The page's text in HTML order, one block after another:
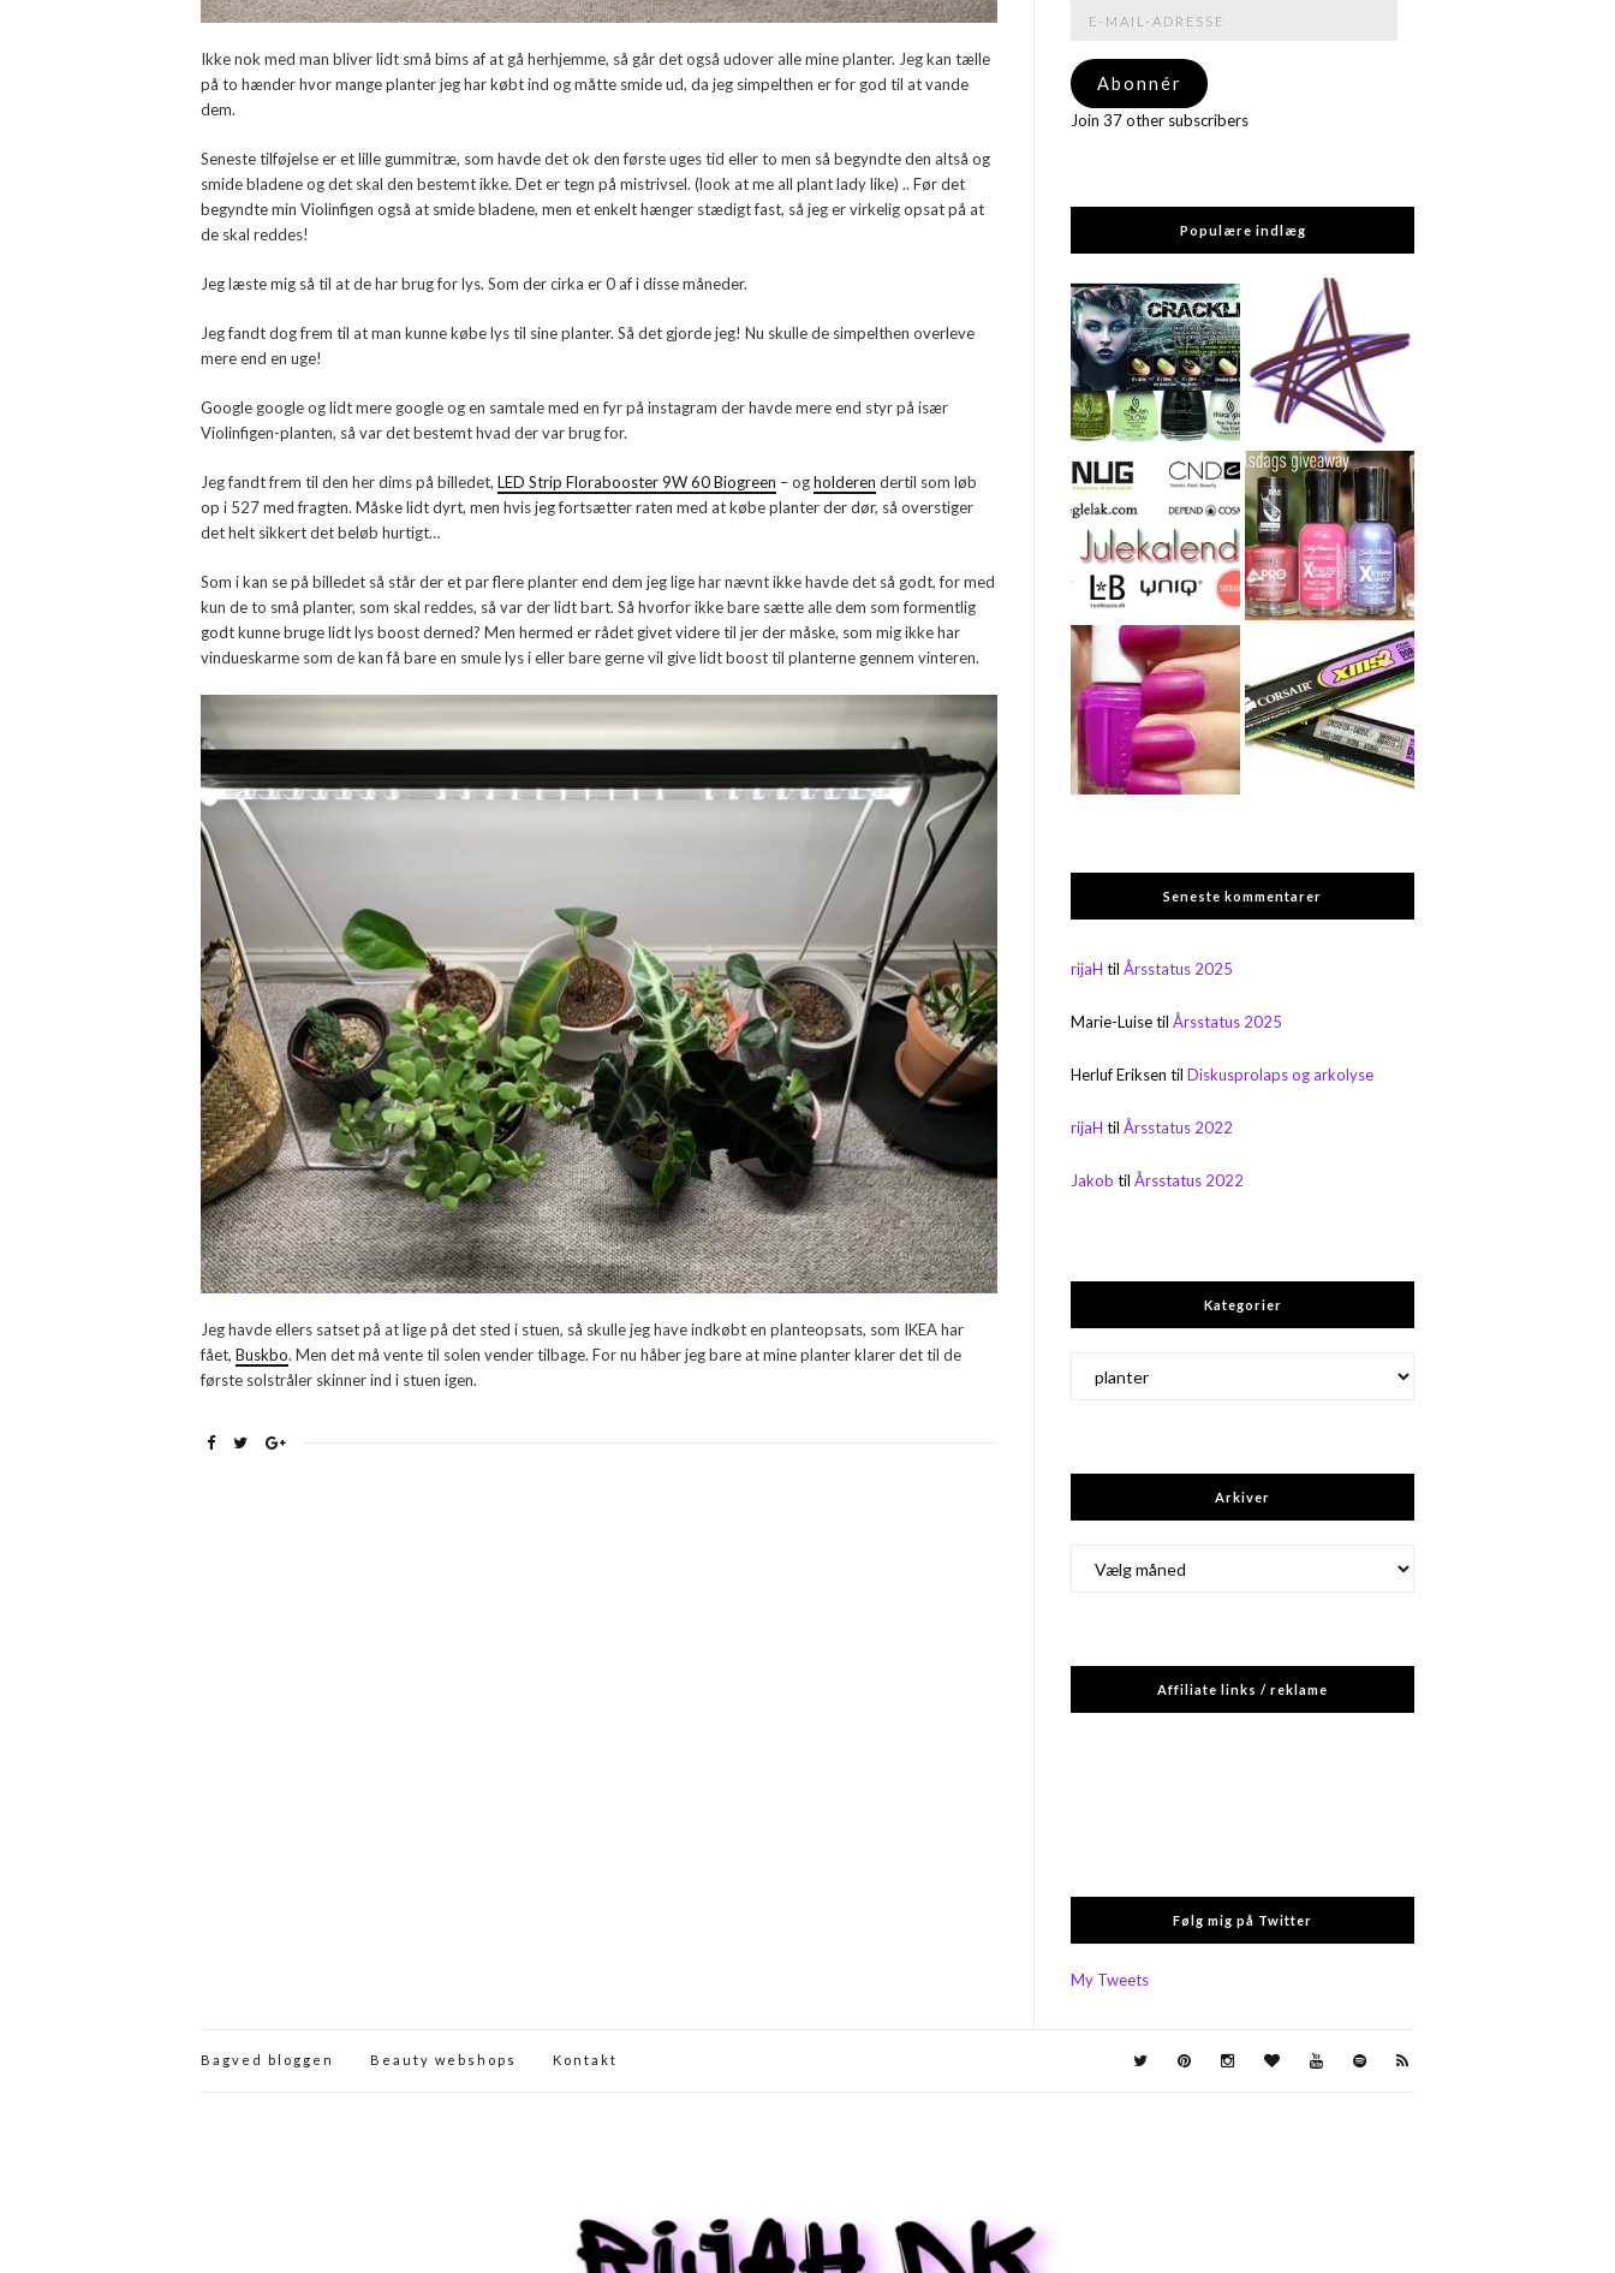
Ikke nok med man bliver lidt små bims af at gå herhjemme, så går det også udover alle mine planter. Jeg kan tælle
på to hænder hvor mange planter jeg har købt ind og måtte smide ud, da jeg simpelthen er for god til at vande
dem.
Seneste tilføjelse er et lille gummitræ, som havde det ok den første uges tid eller to men så begyndte den altså og
smide bladene og det skal den bestemt ikke. Det er tegn på mistrivsel. (look at me all plant lady like) .. Før det
begyndte min Violinfigen også at smide bladene, men et enkelt hænger stædigt fast, så jeg er virkelig opsat på at
de skal reddes!
Jeg læste mig så til at de har brug for lys. Som der cirka er 0 af i disse måneder.
Jeg fandt dog frem til at man kunne købe lys til sine planter. Så det gjorde jeg! Nu skulle de simpelthen overleve
mere end en uge!
Google google og lidt mere google og en samtale med en fyr på instagram der havde mere end styr på især
Violinfigen-planten, så var det bestemt hvad der var brug for.
Jeg fandt frem til den her dims på billedet, LED Strip Florabooster 9W 60 Biogreen – ogholderen dertil som løb
op i 527 med fragten. Måske lidt dyrt, men hvis jeg fortsætter raten med at købe planter der dør, så overstiger
det helt sikkert det beløb hurtigt…
Som i kan se på billedet så står der et par flere planter end dem jeg lige har nævnt ikke havde det så godt, for med
kun de to små planter, som skal reddes, så var der lidt bart. Så hvorfor ikke bare sætte alle dem som formentlig
godt kunne bruge lidt lys boost derned? Men hermed er rådet givet videre til jer der måske, som mig ikke har
vindueskarme som de kan få bare en smule lys i eller bare gerne vil give lidt boost til planterne gennem vinteren.
Jeg havde ellers satset på at lige på det sted i stuen, så skulle jeg have indkøbt en planteopsats, som IKEA har
fået, Buskbo. Men det må vente til solen vender tilbage. For nu håber jeg bare at mine planter klarer det til de
første solstråler skinner ind i stuen igen.
adresse
Abonnér
Join 37 other subscribers
Populære indlæg
Seneste kommentarer
rijaH tilÅrsstatus 2025
Marie-LuisetilÅrsstatus 2025
Herluf Eriksen tilDiskusprolaps og arkolyse
rijaH tilÅrsstatus 2022
Jakob tilÅrsstatus 2022
Kategorier
Arkiver
Affiliate links / reklame
Følg mig på Twitter
My Tweets
Bagved bloggen Beauty webshops Kontakt